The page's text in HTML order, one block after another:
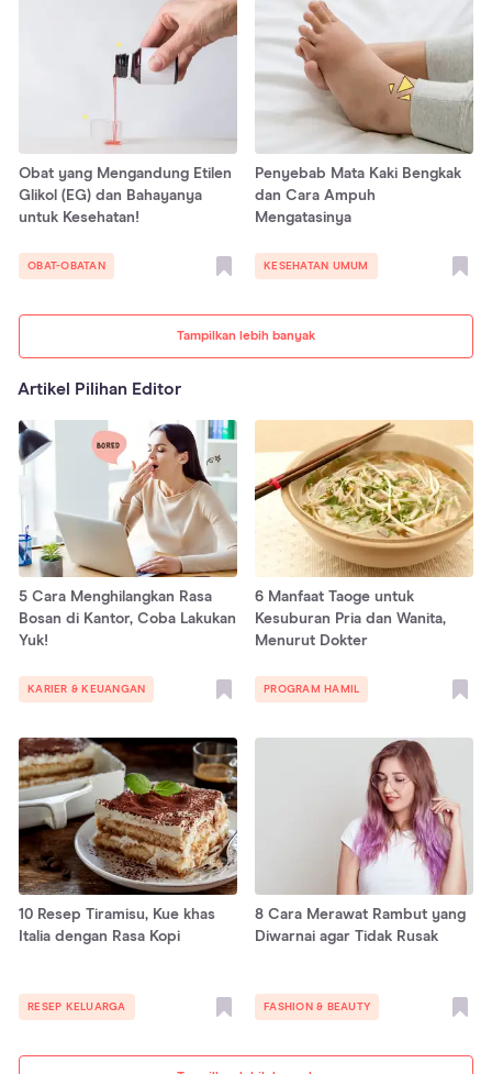
Tampilkan lebih banyak
Obat yang Mengandung Etilen
Glikol (EG) dan Bahayanya
untuk Kesehatan!
OBAT-OBATAN
Penyebab Mata Kaki Bengkak
dan Cara Ampuh
Mengatasinya
KESEHATAN UMUM
Artikel Pilihan Editor
5 Cara Menghilangkan Rasa
Bosan di Kantor, Coba Lakukan
Yuk!
KARIER & KEUANGAN
6 Manfaat Taoge untuk
Kesuburan Pria dan Wanita,
Menurut Dokter
PROGRAM HAMIL
10 Resep Tiramisu, Kue khas
Italia dengan Rasa Kopi
RESEP KELUARGA
8 Cara Merawat Rambut yang
Diwarnai agar Tidak Rusak
FASHION & BEAUTY